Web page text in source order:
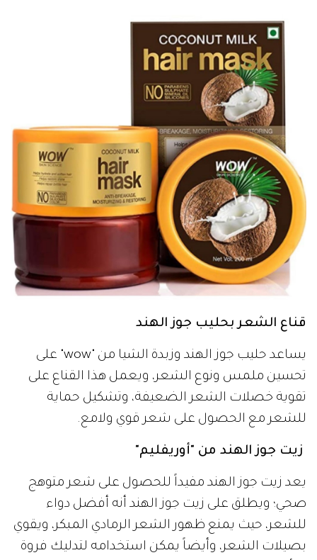
قناع الشعر بحليب جوز الهند
يساعد حليب جوز الهند وزبدة الشيا من "wow" على
تحسين ملمس ونوع الشعر، ويعمل هذا القناع على
تقوية خصلات الشعر الضعيفة، وتشكيل حماية
للشعر مع الحصول على شعر قوي ولامع.
زيت جوز الهند من "أوريفليم"
يعد زيت جوز الهند مفيداً للحصول على شعر متوهج
صحي؛ ويطلق على زيت جوز الهند أنه أفضل دواء
للشعر، حيث يمنع ظهور الشعر الرمادي المبكر، ويقوي
بصيلات الشعر، وأيضاً يمكن استخدامه لتدليك فروة